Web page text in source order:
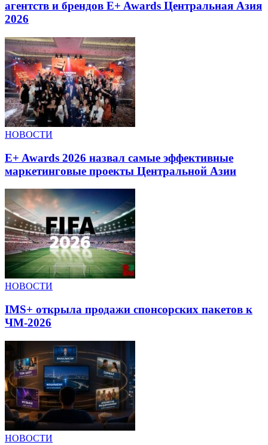
агентств и брендов E+ Awards Центральная Азия
2026
НОВОСТИ
E+ Awards 2026 назвал самые эффективные
маркетинговые проекты Центральной Азии
НОВОСТИ
IMS+ открыла продажи спонсорских пакетов к
ЧМ-2026
НОВОСТИ